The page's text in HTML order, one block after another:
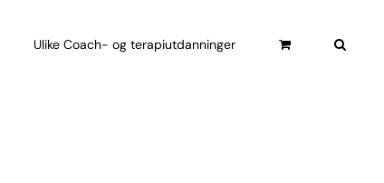
Ulike Coach- og terapiutdanninger